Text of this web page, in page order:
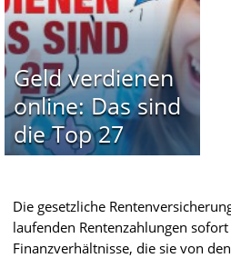
Geld verdienen
online: Das sind
die Top 27
Die gesetzliche
laufenden Rentenzahlungen
Finanzverhältnisse, die sie von